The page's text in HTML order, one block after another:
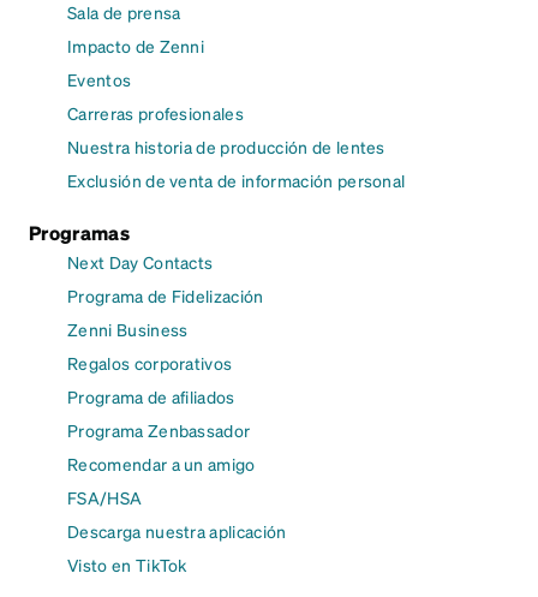
Sala de prensa
Impacto de Zenni
Eventos
Carreras profesionales
Nuestra historia de producción de lentes
Exclusión de venta de información personal
Programas
Next Day Contacts
Programa de Fidelización
Zenni Business
Regalos corporativos
Programa de afiliados
Programa Zenbassador
Recomendar a un amigo
FSA/HSA
Descarga nuestra aplicación
Visto en TikTok